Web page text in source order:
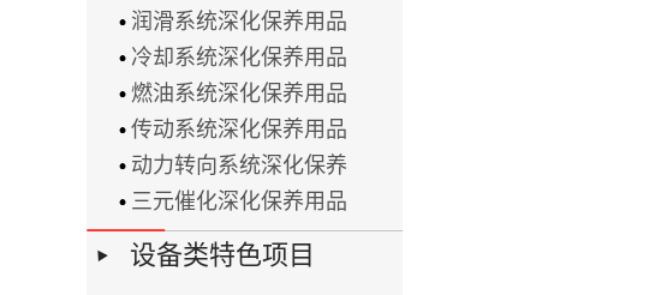
润滑系统深化保养用品
冷却系统深化保养用品
燃油系统深化保养用品
传动系统深化保养用品
动力转向系统深化保养
三元催化深化保养用品
设备类特色项目